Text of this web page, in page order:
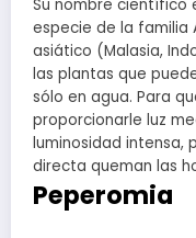
Su nombre científico
especie de la familia
asiático (Malasia,
las plantas que
sólo en agua. Para
proporcionarle luz
luminosidad intensa,
directa queman las
Peperomia